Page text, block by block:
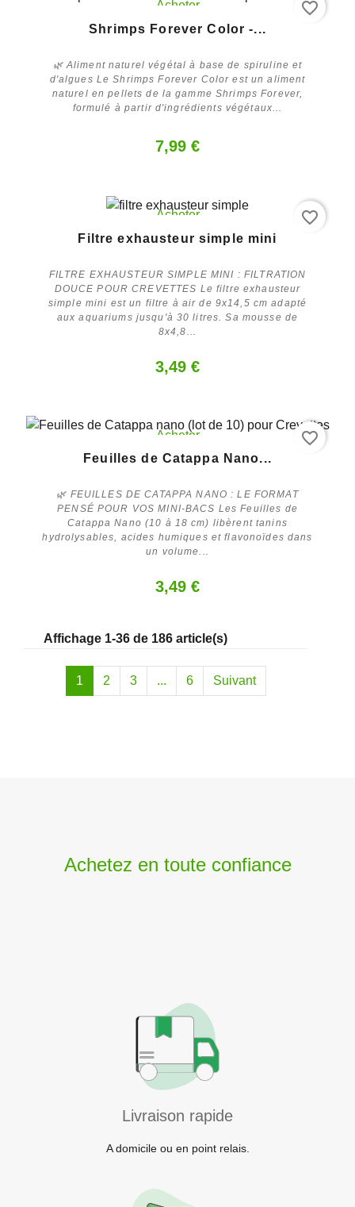
Acheter
Shrimps Forever Color -...
🌿 Aliment naturel végétal à base de spiruline et
d'algues Le Shrimps Forever Color est un aliment
naturel en pellets de la gamme Shrimps Forever,
formulé à partir d'ingrédients végétaux...
7,99 €
favorite_border
Acheter
Filtre exhausteur simple mini
FILTRE EXHAUSTEUR SIMPLE MINI : FILTRATION
DOUCE POUR CREVETTES Le filtre exhausteur
simple mini est un filtre à air de 9x14,5 cm adapté
aux aquariums jusqu'à 30 litres. Sa mousse de
8x4,8...
3,49 €
favorite_border
Acheter
Feuilles de Catappa Nano...
🌿 FEUILLES DE CATAPPA NANO : LE FORMAT
PENSÉ POUR VOS MINI-BACS Les Feuilles de
Catappa Nano (10 à 18 cm) libèrent tanins
hydrolysables, acides humiques et flavonoïdes dans
un volume...
3,49 €
favorite_border
Affichage 1-36 de 186 article(s)
1 2 3 ... 6 Suivant
Achetez en toute confiance
Livraison rapide
A domicile ou en point relais.